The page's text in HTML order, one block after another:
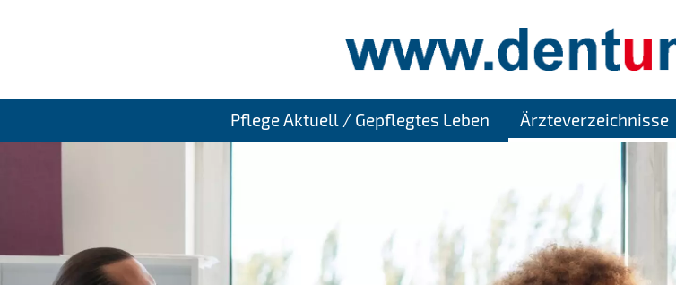
Pflege Aktuell / Gepflegtes Leben Ärzteverzeichnisse